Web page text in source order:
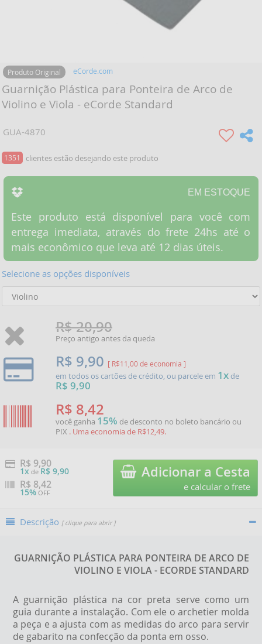
Produto Original eCorde.com
Guarnição Plástica para Ponteira de Arco de
Violino e Viola - eCorde Standard
GUA-4870
1351 clientes estão desejando este produto
EM ESTOQUE
Este produto está disponível para você com
entrega imediata, através do frete 24hs até o
mais econômico que leva até 12 dias úteis.
Selecione as opções disponíveis
R$ 20,90
Preço antigo antes da queda
R$ 9,90 [ R$11,00 de economia ]
em todos os cartões de crédito, ou parcele em 1x de
R$ 9,90
R$ 8,42
você ganha 15% de desconto no boleto bancário ou
PIX . Uma economia de R$12,49.
R$ 9,90
1x de R$ 9,90
R$ 8,42
15% OFF
Adicionar a Cesta
e calcular o frete
Descrição [ clique para abrir ]
GUARNIÇÃO PLÁSTICA PARA PONTEIRA DE ARCO DE
VIOLINO E VIOLA - ECORDE STANDARD
A guarnição plástica na cor preta serve como um
guia durante a instalação. Com ele o archetier molda
a peça e a ajusta com as medidas do arco para servir
de gabarito na confecção da ponta em osso.